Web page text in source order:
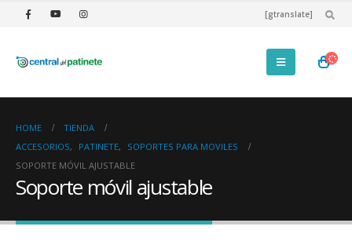
[gtranslate]
HOME
TIENDA
ACCESORIOS, PATINETE,
SOPORTES PARA MOVILES
SOPORTE MÓVIL AJUSTABLE
Soporte móvil ajustable